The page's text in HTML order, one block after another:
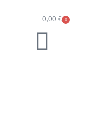
0,00€ 0